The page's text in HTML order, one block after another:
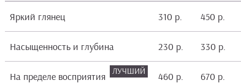
Яркий глянец 310 р. 450 р.
Насыщенность и глубина 230 р. 330 р.
На пределе восприятия 460 р. 670 р.